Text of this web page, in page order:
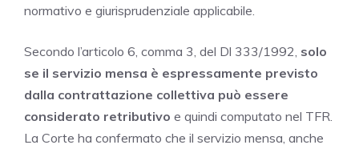
normativo e giurisprudenziale applicabile.
Secondo l’articolo 6, comma 3, del Dl 333/1992, solo
se il servizio mensa è espressamente previsto
dalla contrattazione collettiva può essere
considerato retributivo e quindi computato nel TFR.
La Corte ha confermato che il servizio mensa, anche